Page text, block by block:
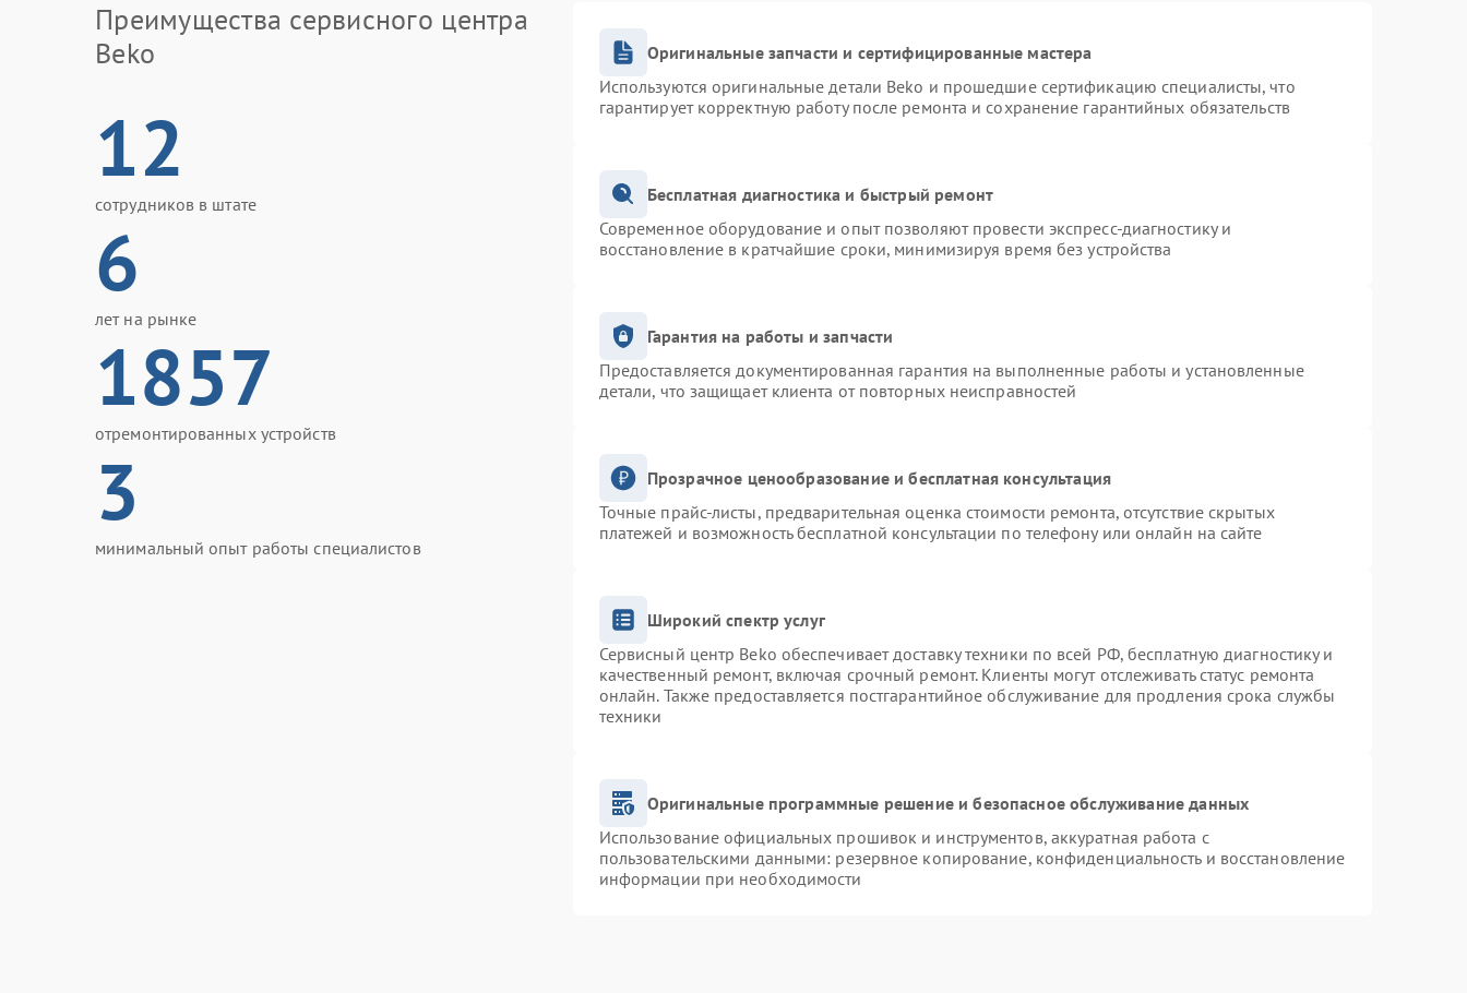
Преимущества сервисного центра
Beko
12
сотрудников в штате
6
лет на рынке
1857
отремонтированных устройств
3
минимальный опыт работы специалистов
Оригинальные запчасти и сертифицированные мастера
Используются оригинальные детали Beko и прошедшие сертификацию специалисты, что
гарантирует корректную работу после ремонта и сохранение гарантийных обязательств
Бесплатная диагностика и быстрый ремонт
Современное оборудование и опыт позволяют провести экспресс-диагностику и
восстановление в кратчайшие сроки, минимизируя время без устройства
Гарантия на работы и запчасти
Предоставляется документированная гарантия на выполненные работы и установленные
детали, что защищает клиента от повторных неисправностей
Прозрачное ценообразование и бесплатная консультация
Точные прайс-листы, предварительная оценка стоимости ремонта, отсутствие скрытых
платежей и возможность бесплатной консультации по телефону или онлайн на сайте
Широкий спектр услуг
Сервисный центр Beko обеспечивает доставку техники по всей РФ, бесплатную диагностику и
качественный ремонт, включая срочный ремонт. Клиенты могут отслеживать статус ремонта
онлайн. Также предоставляется постгарантийное обслуживание для продления срока службы
техники
Оригинальные программные решение и безопасное обслуживание данных
Использование официальных прошивок и инструментов, аккуратная работа с
пользовательскими данными: резервное копирование, конфиденциальность и восстановление
информации при необходимости